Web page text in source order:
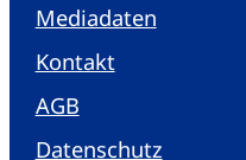
Mediadaten
Kontakt
AGB
Datenschutz